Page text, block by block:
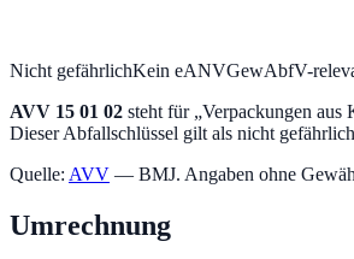
Nicht gefährlichKein eANVGewAbfV-
AVV 15 01 02 steht für „Verpackungen aus
Dieser Abfallschlüssel gilt als nicht
Quelle: AVV — BMJ. Angaben ohne
Umrechnung